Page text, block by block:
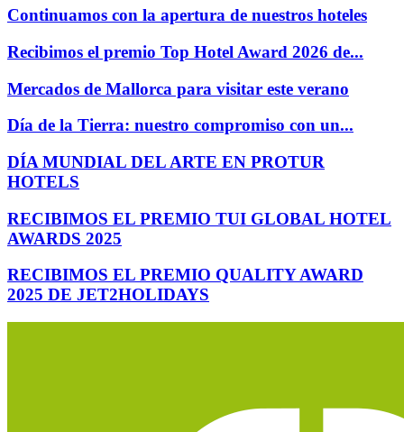
Continuamos con la apertura de nuestros hoteles
Recibimos el premio Top Hotel Award 2026 de...
Mercados de Mallorca para visitar este verano
Día de la Tierra: nuestro compromiso con un...
DÍA MUNDIAL DEL ARTE EN PROTUR
HOTELS
RECIBIMOS EL PREMIO TUI GLOBAL HOTEL
AWARDS 2025
RECIBIMOS EL PREMIO QUALITY AWARD
2025 DE JET2HOLIDAYS